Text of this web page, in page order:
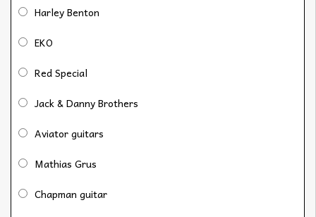
Harley Benton
EKO
Red Special
Jack & Danny Brothers
Aviator guitars
Mathias Grus
Chapman guitar